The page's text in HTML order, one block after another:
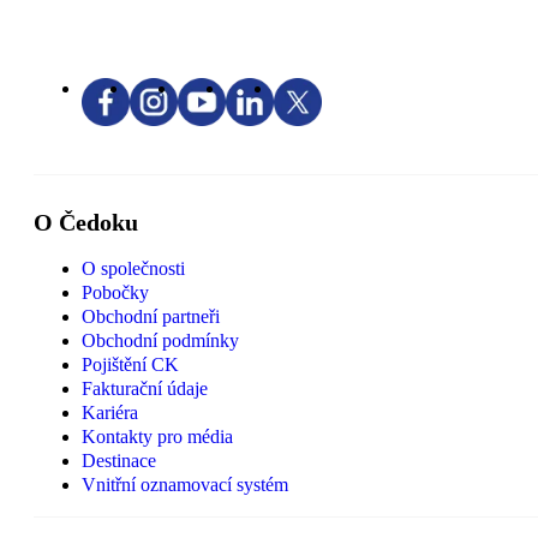
O Čedoku
O společnosti
Pobočky
Obchodní partneři
Obchodní podmínky
Pojištění CK
Fakturační údaje
Kariéra
Kontakty pro média
Destinace
Vnitřní oznamovací systém